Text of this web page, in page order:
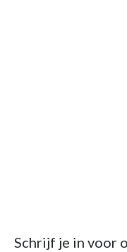
Schrijf je in voor